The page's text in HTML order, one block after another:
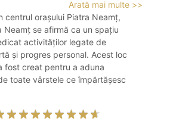
Arată mai multe >>
centrul orașului Piatra Neamț,
Neamț se afirmă ca un spațiu
activităților legate de
și progres personal. Acest loc
fost creat pentru a aduna
toate vârstele ce împărtășesc